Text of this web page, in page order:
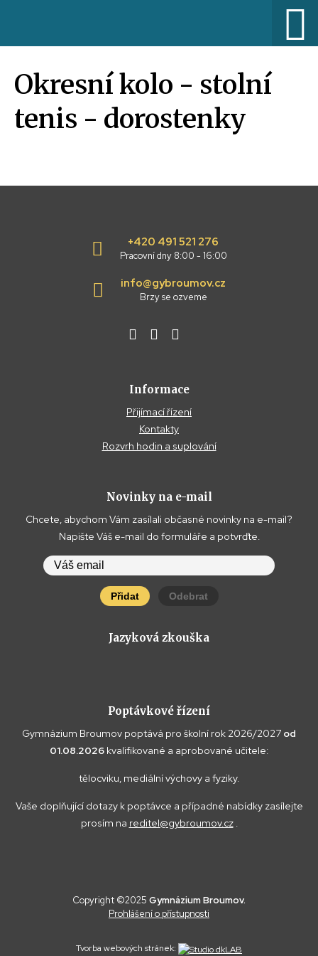
Okresní kolo - stolní
tenis - dorostenky
+420 491 521 276
Pracovní dny 8:00 - 16:00
info@gybroumov.cz
Brzy se ozveme
Informace
Přijímací řízení
Kontakty
Rozvrh hodin a suplování
Novinky na e-mail
Chcete, abychom Vám zasílali občasné novinky na e-mail?
Napište Váš e-mail do formuláře a potvrďte.
Přidat Odebrat
Jazyková zkouška
Poptávkové řízení
Gymnázium Broumov poptává pro školní rok 2026/2027 od
01.08.2026 kvalifikované a aprobované učitele:
tělocviku, mediální výchovy a fyziky.
Vaše doplňující dotazy k poptávce a případné nabídky zasílejte
prosím na reditel@gybroumov.cz.
Tvorba webových stránek:
Copyright ©2025 Gymnázium Broumov.
Prohlášení o přístupnosti